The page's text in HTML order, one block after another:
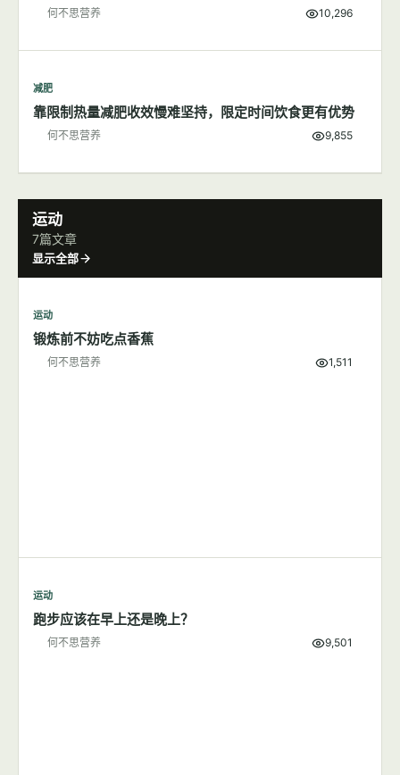
何不思营养 10,296
减肥
靠限制热量减肥收效慢难坚持，限定时间饮食更有优势
何不思营养 9,855
运动
7篇文章
显示全部
运动
锻炼前不妨吃点香蕉
何不思营养 1,511
运动
跑步应该在早上还是晚上？
何不思营养 9,501